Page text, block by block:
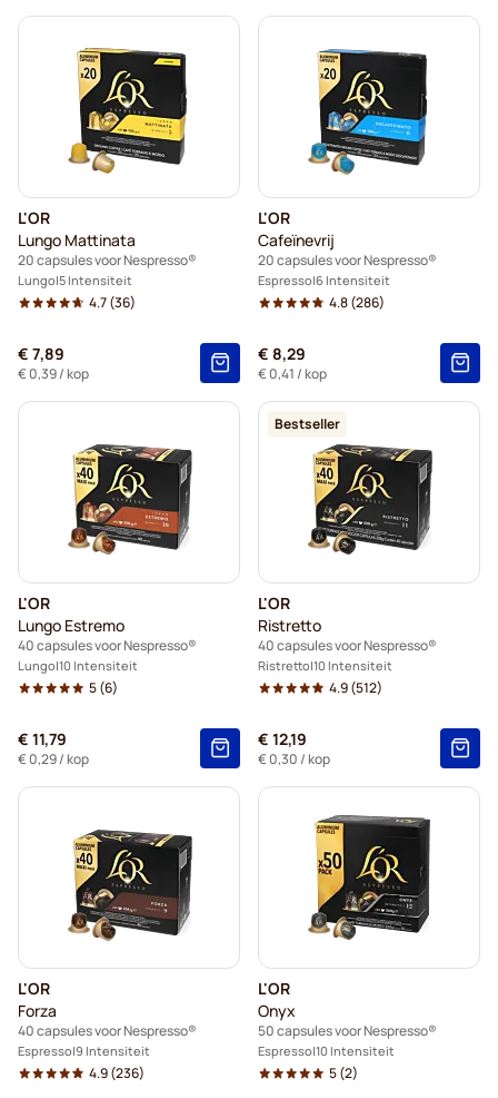
L'OR
Lungo Mattinata
20 capsules voor Nespresso®
Lungo 5 Intensiteit
4.7(36)
€ 7,89
€ 0,39/ kop
L'OR
Cafeïnevrij
20 capsules voor Nespresso®
Espresso 6 Intensiteit
4.8(286)
€ 8,29
€ 0,41 / kop
L'OR
Lungo Estremo
40 capsules voor Nespresso®
Lungo 10 Intensiteit
5(6)
€ 11,79
€ 0,29/ kop
Bestseller
L'OR
Ristretto
40 capsules voor Nespresso®
Ristretto 10 Intensiteit
4.9(512)
€ 12,19
€ 0,30 / kop
L'OR
Forza
40 capsules voor Nespresso®
Espresso 9 Intensiteit
4.9(236)
L'OR
Onyx
50 capsules voor Nespresso®
Espresso 10 Intensiteit
5(2)